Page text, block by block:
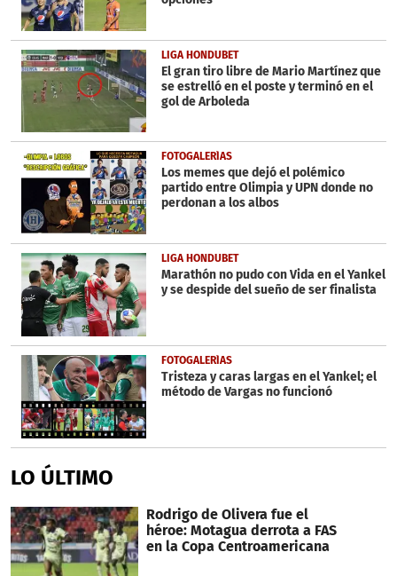
LIGA HONDUBET
El gran tiro libre de Mario Martínez que
se estrelló en el poste y terminó en el
gol de Arboleda
FOTOGALERÍAS
Los memes que dejó el polémico
partido entre Olimpia y UPN donde no
perdonan a los albos
LIGA HONDUBET
Marathón no pudo con Vida en el Yankel
y se despide del sueño de ser finalista
FOTOGALERÍAS
Tristeza y caras largas en el Yankel; el
método de Vargas no funcionó
LO ÚLTIMO
Rodrigo de Olivera fue el
héroe: Motagua derrota a FAS
en la Copa Centroamericana